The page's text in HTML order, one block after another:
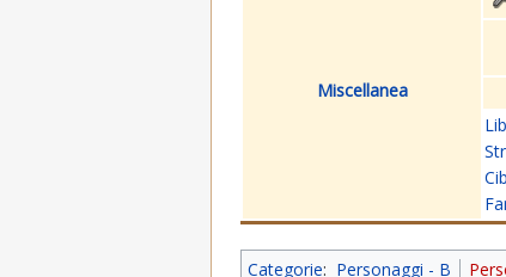
Miscellanea
Categorie: Personaggi - B